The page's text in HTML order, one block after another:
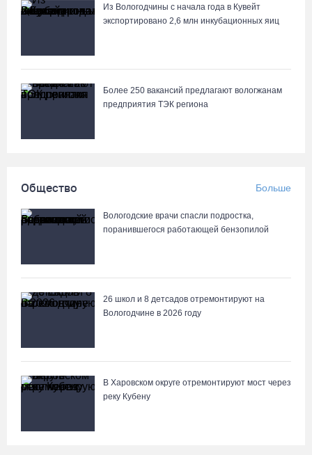
Не допустить пожаров: леса на востоке Вологодчины
Новое пространство с качелями появится у драмтеатра в
05.08.26 / 09:01
В августе медики «Здравдесанта» продолжат работу в округах
Город Кириллов отметил свой 250-летний юбилей открытием
04.08.26 / 17:45
Из Вологодчины с начала года в Кувейт
экспортировано 2,6 млн инкубационных яиц
Более 250 вакансий предлагают вологжанам
предприятия ТЭК региона
Общество Больше
Вологодские врачи спасли подростка,
поранившегося работающей бензопилой
26 школ и 8 детсадов отремонтируют на
Вологодчине в 2026 году
В Харовском округе отремонтируют мост через
реку Кубену